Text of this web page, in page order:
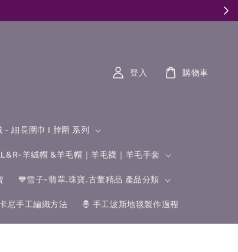
- 細長圍巾 I 脖圍 系列
羊絨帽 &羊毛帽｜羊毛襪｜羊毛手套
💙雪子-翡翠.珠寶.古董精品 產品分類
尼手工編織方法 🤴 手工波斯地毯製作過程
登入 購物車